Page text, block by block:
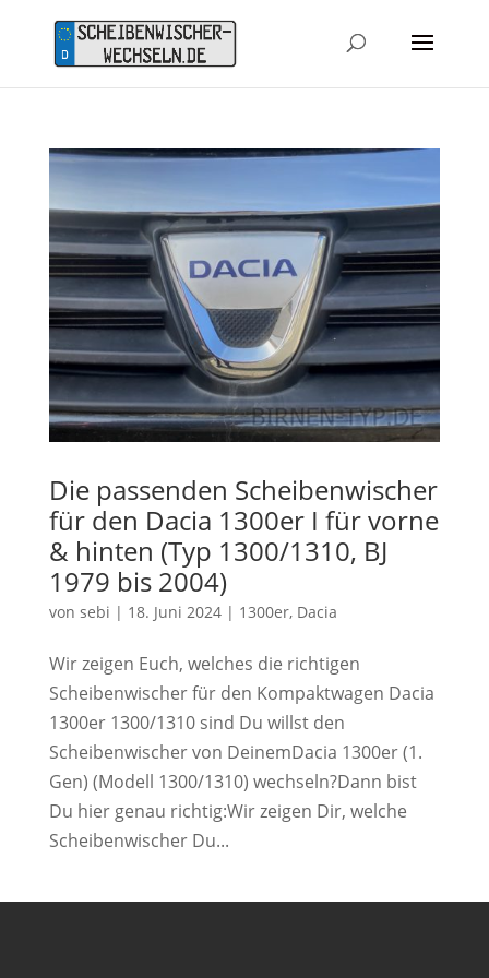
Die passenden Scheibenwischer
für den Dacia 1300er I für vorne
& hinten (Typ 1300/1310, BJ
1979 bis 2004)
von sebi | 18. Juni 2024| 1300er, Dacia
Wir zeigen Euch, welches die richtigen
Scheibenwischer für den Kompaktwagen Dacia
1300er 1300/1310 sind Du willst den
Scheibenwischer von DeinemDacia 1300er (1.
Gen) (Modell 1300/1310) wechseln?Dann bist
Du hier genau richtig:Wir zeigen Dir, welche
Scheibenwischer Du...